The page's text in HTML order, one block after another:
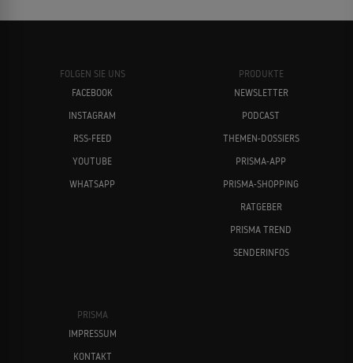
FOLGEN SIE UNS
FACEBOOK
INSTAGRAM
RSS-FEED
YOUTUBE
WHATSAPP
PRODUKTE
NEWSLETTER
PODCAST
THEMEN-DOSSIERS
PRISMA-APP
PRISMA-SHOPPING
RATGEBER
PRISMA TREND
SENDERINFOS
PRISMA
IMPRESSUM
KONTAKT